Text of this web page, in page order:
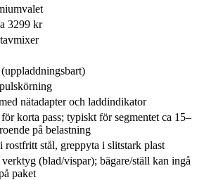
3299 kr
nätadapter och laddindikator
korta pass; typiskt för segmentet ca 15–
på belastning
rostfritt stål, greppyta i slitstark plast
(blad/vispar); bägare/ställ kan ingå
paket